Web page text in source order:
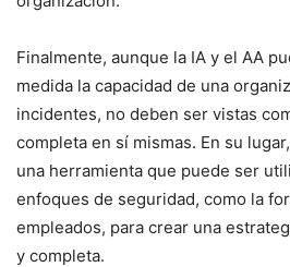
Finalmente, aunque la IA y el AA
medida la capacidad de una⁤
incidentes, no deben ser vistas
completa ⁣en sí ⁢mismas. En su
⁣una herramienta que puede ser
enfoques de seguridad, como la
empleados, para crear una
y completa.